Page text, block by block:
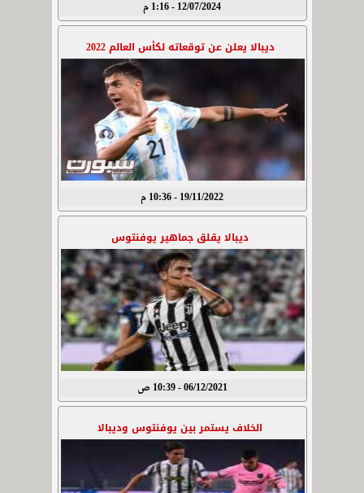
12/07/2024 - 1:16 م
ديبالا يعلن عن توقعاته لكأس العالم 2022
19/11/2022 - 10:36 م
ديبالا يقلق جماهير يوفنتوس
06/12/2021 - 10:39 ص
الخلاف يستمر بين يوفنتوس وديبالا